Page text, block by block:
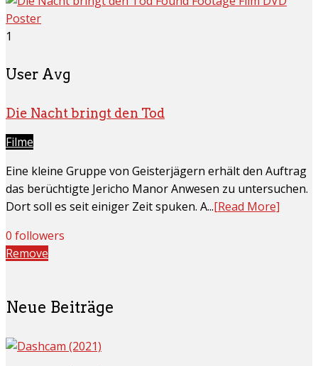
1
User Avg
Die Nacht bringt den Tod
Filme
Eine kleine Gruppe von Geisterjägern erhält den Auftrag
das berüchtigte Jericho Manor Anwesen zu untersuchen.
Dort soll es seit einiger Zeit spuken. A...[Read More]
0 followers
Remove
Neue Beiträge